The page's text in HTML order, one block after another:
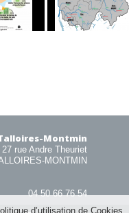
d’utilisation de Cookies.
Montmin
27 rue Andre Theuriet
MONTMIN
04 50 66 76 54